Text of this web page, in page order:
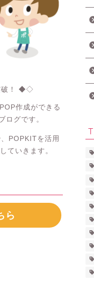
破！ ◆◇
作成ができる
ログです。
POPKITを活用
ていきます。
ら